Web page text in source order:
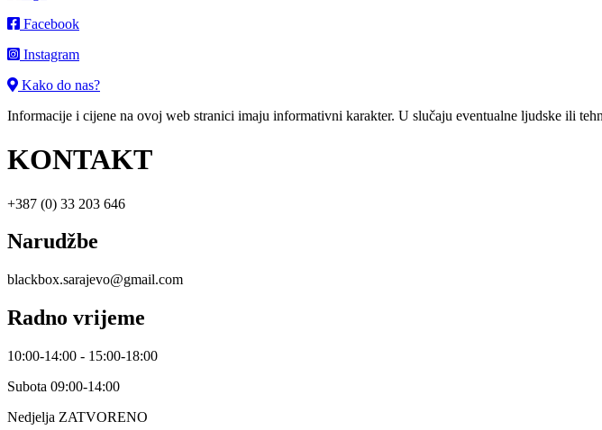
Facebook
Instagram
Kako do nas?
Informacije i cijene na ovoj web stranici imaju informativni karakter. U slučaju eventualne ljudske ili
KONTAKT
+387 (0) 33 203 646
Narudžbe
blackbox.sarajevo@gmail.com
Radno vrijeme
10:00-14:00 - 15:00-18:00
Subota 09:00-14:00
Nedjelja ZATVORENO